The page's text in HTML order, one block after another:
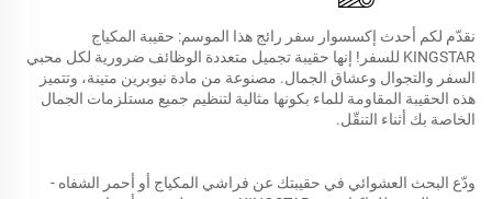
نقدّم لكم أحدث إكسسوار سفر رائج هذا الموسم: حقيبة المكياج
KINGSTAR للسفر! إنها حقيبة تجميل متعددة الوظائف ضرورية لكل محبي
السفر والتجوال وعشاق الجمال. مصنوعة من مادة نيوبرين متينة، وتتميز
هذه الحقيبة المقاومة للماء بكونها مثالية لتنظيم جميع مستلزمات الجمال
الخاصة بك أثناء التنقّل.
ودّع البحث العشوائي في حقيبتك عن فراشي المكياج أو أحمر الشفاه -